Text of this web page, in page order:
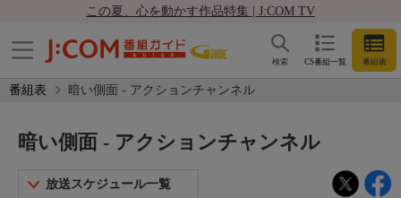
この夏、心を動かす作品特集 | J:COM TV
CS番組一覧 番組表
検索
番組表 暗い側面 - アクションチャンネル
暗い側面 - アクションチャンネル
放送スケジュール一覧